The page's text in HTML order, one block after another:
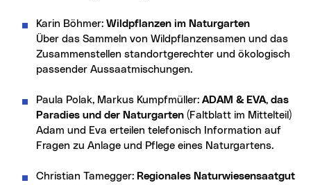
Karin Böhmer: Wildpflanzen im Naturgarten
Über das Sammeln von Wildpflanzensamen und das
Zusammenstellen standortgerechter und ökologisch
passender Aussaatmischungen.
Paula Polak, Markus Kumpfmüller: ADAM & EVA, das
Paradies und der Naturgarten (Faltblatt im Mittelteil)
Adam und Eva erteilen telefonisch Information auf
Fragen zu Anlage und Pflege eines Naturgartens.
Christian Tamegger: Regionales Naturwiesensaatgut